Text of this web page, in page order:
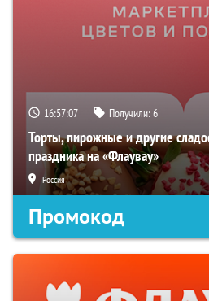
16:57:06 Получили:6
Торты, пирожные и другие
праздника на «Флаувау»
Россия
Промокод